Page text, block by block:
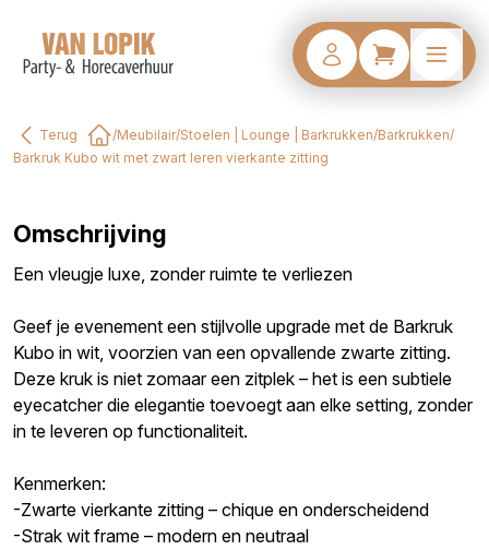
Terug
Home
/Meubilair/Stoelen | Lounge | Barkrukken/Barkrukken/
Barkruk Kubo wit met zwart leren vierkante zitting
Omschrijving
Een vleugje luxe, zonder ruimte te verliezen
Geef je evenement een stijlvolle upgrade met de Barkruk
Kubo in wit, voorzien van een opvallende zwarte zitting.
Deze kruk is niet zomaar een zitplek – het is een subtiele
eyecatcher die elegantie toevoegt aan elke setting, zonder
in te leveren op functionaliteit.
Kenmerken:
-Zwarte vierkante zitting – chique en onderscheidend
-Strak wit frame – modern en neutraal